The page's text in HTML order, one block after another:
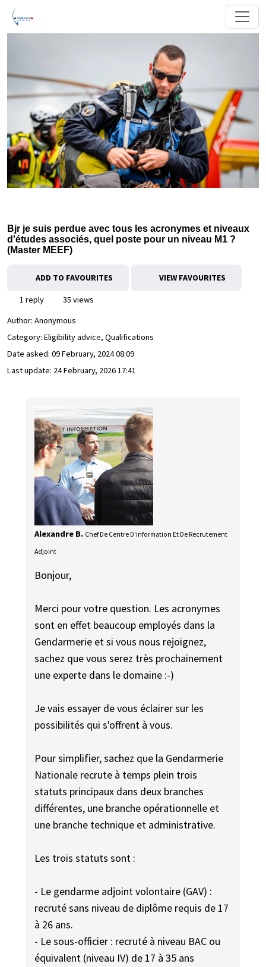
Bjr je suis perdue avec tous les acronymes et niveaux
d'études associés, quel poste pour un niveau M1 ?
(Master MEEF)
ADD TO FAVOURITES VIEW FAVOURITES
1 reply
35 views
Author: Anonymous
Category: Eligibility advice, Qualifications
Date asked: 09 February, 2024 08:09
Last update: 24 February, 2026 17:41
Alexandre B. Chef De Centre D'information Et De Recrutement
Adjoint
Bonjour,
Merci pour votre question. Les acronymes
sont en effet beaucoup employés dans la
Gendarmerie et si vous nous rejoignez,
sachez que vous serez très prochainement
une experte dans le domaine :-)
Je vais essayer de vous éclairer sur les
possibilités qui s'offrent à vous.
Pour simplifier, sachez que la Gendarmerie
Nationale recrute à temps plein trois
statuts principaux dans deux branches
différentes, une branche opérationnelle et
une branche technique et administrative.
Les trois statuts sont :
- Le gendarme adjoint volontaire (GAV) :
recruté sans niveau de diplôme requis de 17
à 26 ans.
- Le sous-officier : recruté à niveau BAC ou
équivalent (niveau IV) de 17 à 35 ans